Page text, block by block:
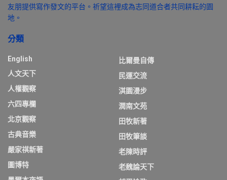
友朋提供寫作發文的平台。祈望這裡成為志同道合者共同耕耘的園
地。
分類
English
人文天下
人權觀察
六四專欄
北京觀察
古典音樂
嚴家祺新著
圖博特
比爾曼自傳
民運交流
淇園漫步
潤南文苑
田牧新著
田牧筆談
老陳時評
老魏論天下